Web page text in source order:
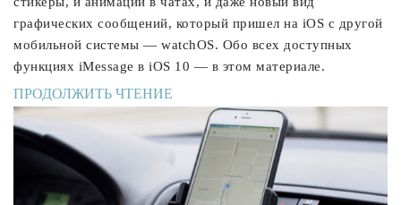
графических сообщений, который пришел на iOS с другой
мобильной системы — watchOS. Обо всех доступных
функциях iMessage в iOS 10 — в этом материале.
ПРОДОЛЖИТЬ ЧТЕНИЕ